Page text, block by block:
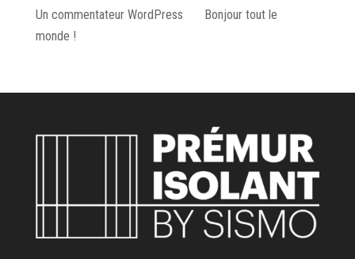
Un commentateur WordPress
Bonjour tout le
monde !